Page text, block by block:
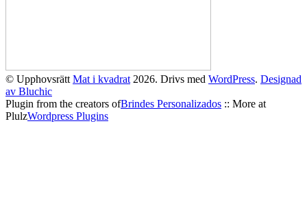
© Upphovsrätt Mat i kvadrat 2026. Drivs med WordPress. Designad
av Bluchic
Plugin from the creators ofBrindes Personalizados :: More at
PlulzWordpress Plugins